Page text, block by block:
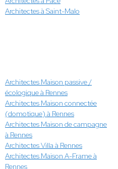
Architectes à Saint-Malo
Architectes Maison passive /
écologique à Rennes
Architectes Maison connectée
(domotique) à Rennes
Architectes Maison de campagne
à Rennes
Architectes Villa à Rennes
Architectes Maison A-Frame à
Rennes